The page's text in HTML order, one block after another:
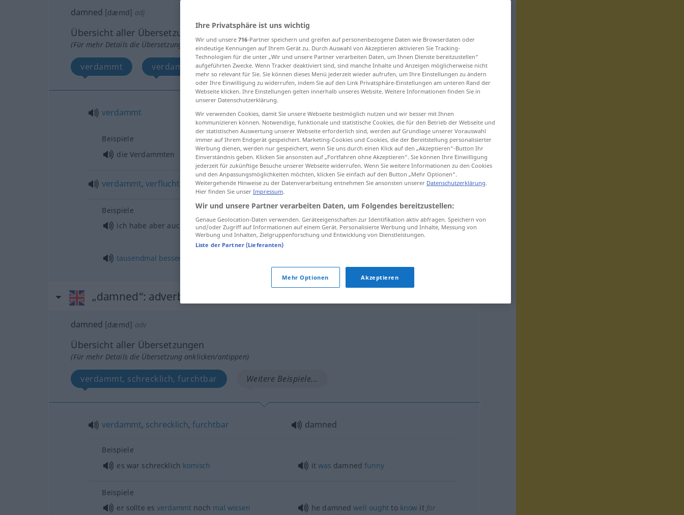
damned [dæmd] adj
Übersicht aller Übersetzungen
(Für mehr Details die Übersetzung anklicken/antippen)
verdammt verdammt, verflucht Weitere Beispiele...
verdammt damnedbesonders REL
Beispiele
die Verdammten
the damned
verdammt,verflucht damned cursed VULG
Beispiele
ich habe aber auch jedenverloren Ilost everydamned one of them for
emphasis VULG
tausendmal besser
„damned“: adverb
damned [dæmd] adv
Übersicht aller Übersetzungen
(Für mehr Details die Übersetzung anklicken/antippen)
verdammt, schrecklich, furchtbar Weitere Beispiele...
verdammt, schrecklich, furchtbar damned
Beispiele
es war schrecklich komisch itwas damnedfunny
Beispiele
er sollte esverdammt noch mal wissen he damnedwell ought to know it for
Ihre Privatsphäre ist uns wichtig
Wir und unsere 716-Partner speichern und greifen auf personenbezogene Daten wie Browserdaten oder
eindeutige Kennungen auf Ihrem Gerät zu. Durch Auswahl von Akzeptieren aktivieren Sie Tracking-
Technologien für die unter „Wir und unsere Partner verarbeiten Daten, um Ihnen Dienste bereitzustellen“
aufgeführten Zwecke. Wenn Tracker deaktiviert sind, sind manche Inhalte und Anzeigen möglicherweise nicht
mehr so relevant für Sie. Sie können dieses Menü jederzeit wieder aufrufen, um Ihre Einstellungen zu ändern
oder Ihre Einwilligung zu widerrufen, indem Sie auf den Link Privatsphäre-Einstellungen am unteren Rand der
Webseite klicken. Ihre Einstellungen gelten innerhalb unseres Website. Weitere Informationen finden Sie in
unserer Datenschutzerklärung.
Wir verwenden Cookies, damit Sie unsere Webseite bestmöglich nutzen und wir besser mit Ihnen
kommunizieren können. Notwendige, funktionale und statistische Cookies, die für den Betrieb der Webseite und
der statistischen Auswertung unserer Webseite erforderlich sind, werden auf Grundlage unserer Vorauswahl
immer auf Ihrem Endgerät gespeichert. Marketing-Cookies und Cookies, die der Bereitstellung personalisierter
Werbung dienen, werden nur gespeichert, wenn Sie uns durch einen Klick auf den „Akzeptieren“-Button Ihr
Einverständnis geben. Klicken Sie ansonsten auf „Fortfahren ohne Akzeptieren“. Sie können Ihre Einwilligung
jederzeit für zukünftige Besuche unserer Webseite widerrufen. Wenn Sie weitere Informationen zu den Cookies
und den Anpassungsmöglichkeiten möchten, klicken Sie einfach auf den Button „Mehr Optionen“.
Weitergehende Hinweise zu der Datenverarbeitung entnehmen Sie ansonsten unserer Datenschutzerklärung.
Hier finden Sie unser Impressum.
Wir und unsere Partner verarbeiten Daten, um Folgendes bereitzustellen:
Genaue Geolocation-Daten verwenden. Geräteeigenschaften zur Identifikation aktiv abfragen. Speichern von
und/oder Zugriff auf Informationen auf einem Gerät. Personalisierte Werbung und Inhalte, Messung von
Werbung und Inhalten, Zielgruppenforschung und Entwicklung von Dienstleistungen.
Liste der Partner (Lieferanten)
Mehr Optionen Akzeptieren